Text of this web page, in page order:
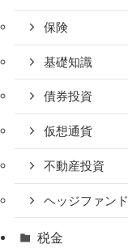
保険
基礎知識
債券投資
仮想通貨
不動産投資
ヘッジファンド
税金